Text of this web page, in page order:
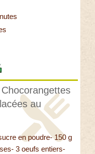
au
en poudre- 150 g
3 oeufs entiers-